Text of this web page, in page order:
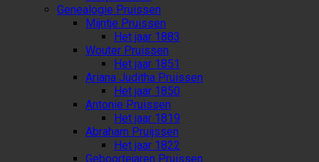
Genealogie Pruissen
Mijntje Pruissen
Het jaar 1883
Wouter Pruissen
Het jaar 1851
Ariana Juditha Pruissen
Het jaar 1850
Antonie Pruissen
Het jaar 1819
Abraham Pruijssen
Het jaar 1822
Geboortejaren Pruissen